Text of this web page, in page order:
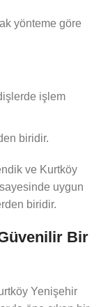
yönteme göre
işlem
biridir.
ve Kurtköy
uygun
biridir.
Bir
Yenişehir